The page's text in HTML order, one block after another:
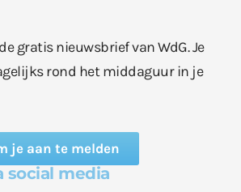
gratis nieuwsbrief van WdG. Je
rond het middaguur in je
je aan te melden
social media